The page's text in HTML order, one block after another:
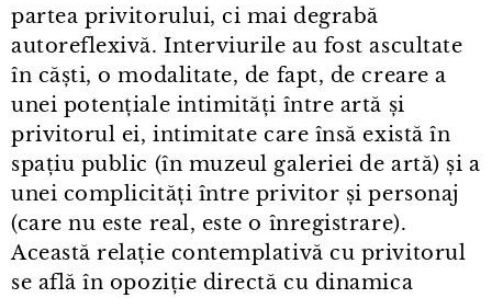
partea privitorului, ci mai degrabă
autoreflexivă. Interviurile au fost ascultate
în căști, o modalitate, de fapt, de creare a
unei potențiale intimități între artă și
privitorul ei, intimitate care însă există în
spațiu public (în muzeul galeriei de artă) și a
unei complicități între privitor și personaj
(care nu este real, este o înregistrare).
Această relație contemplativă cu privitorul
se află în opoziție directă cu dinamica